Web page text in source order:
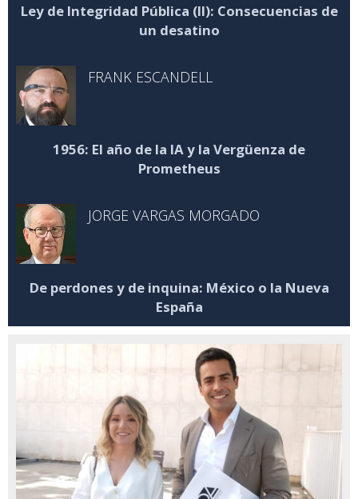
Ley de Integridad Pública (II): Consecuencias de
un desatino
FRANK ESCANDELL
1956: El año de la IA y la Vergüenza de
Prometheus
JORGE VARGAS MORGADO
De perdones y de inquina: México o la Nueva
España